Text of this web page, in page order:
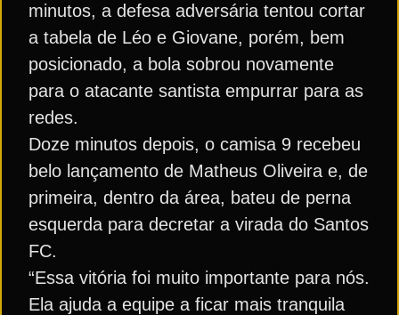
minutos, a defesa adversária tentou cortar
a tabela de Léo e Giovane, porém, bem
posicionado, a bola sobrou novamente
para o atacante santista empurrar para as
redes.
Doze minutos depois, o camisa 9 recebeu
belo lançamento de Matheus Oliveira e, de
primeira, dentro da área, bateu de perna
esquerda para decretar a virada do Santos
FC.
“Essa vitória foi muito importante para nós.
Ela ajuda a equipe a ficar mais tranquila